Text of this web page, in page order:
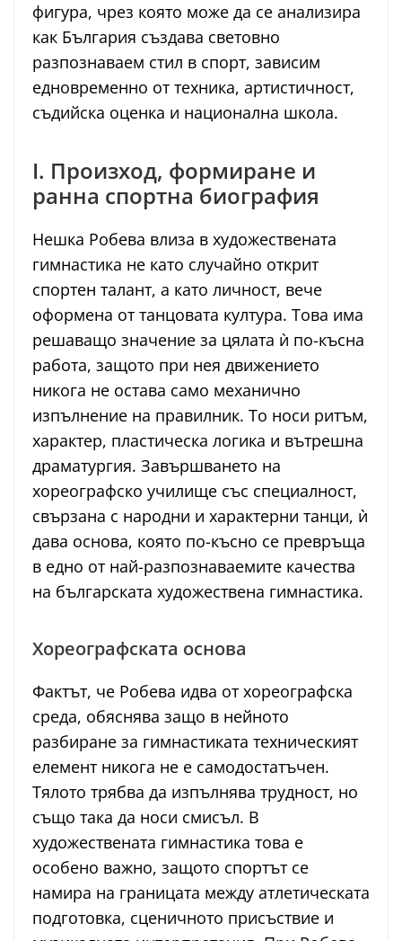
фигура, чрез която може да се анализира
как България създава световно
разпознаваем стил в спорт, зависим
едновременно от техника, артистичност,
съдийска оценка и национална школа.
I. Произход, формиране и
ранна спортна биография
Нешка Робева влиза в художествената
гимнастика не като случайно открит
спортен талант, а като личност, вече
оформена от танцовата култура. Това има
решаващо значение за цялата ѝ по-късна
работа, защото при нея движението
никога не остава само механично
изпълнение на правилник. То носи ритъм,
характер, пластическа логика и вътрешна
драматургия. Завършването на
хореографско училище със специалност,
свързана с народни и характерни танци, ѝ
дава основа, която по-късно се превръща
в едно от най-разпознаваемите качества
на българската художествена гимнастика.
Хореографската основа
Фактът, че Робева идва от хореографска
среда, обяснява защо в нейното
разбиране за гимнастиката техническият
елемент никога не е самодостатъчен.
Тялото трябва да изпълнява трудност, но
също така да носи смисъл. В
художествената гимнастика това е
особено важно, защото спортът се
намира на границата между атлетическата
подготовка, сценичното присъствие и